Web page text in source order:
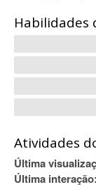
Habilidades
Atividades
Última
Última interação: